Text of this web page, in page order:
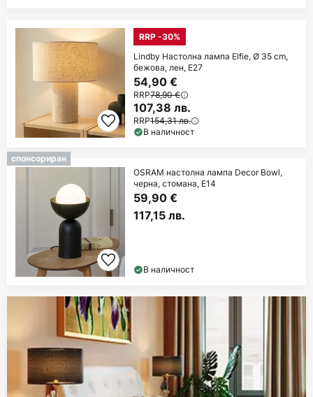
RRP -30%
Lindby Настолна лампа Elfie, Ø 35 cm,
бежова, лен, E27
54,90 €
RRP78,90 €
107,38 лв.
RRP154,31 лв.
В наличност
спонсориран
OSRAM настолна лампа Decor Bowl,
черна, стомана, E14
59,90 €
117,15 лв.
В наличност